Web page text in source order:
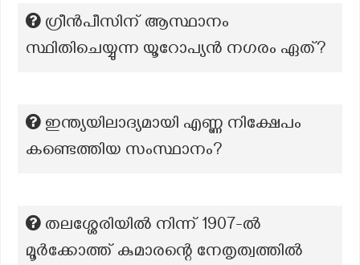
ഗ്രീൻപീസിന് ആസ്ഥാനം
സ്ഥിതിചെയ്യുന്ന യൂറോപ്യൻ നഗരം ഏത്?
ഇന്ത്യയിലാദ്യമായി എണ്ണ നിക്ഷേപം
കണ്ടെത്തിയ സംസ്ഥാനം?
തലശ്ശേരിയിൽ നിന്ന് 1907-ൽ
മൂർക്കോത്ത് കുമാരന്റെ നേതൃത്വത്തിൽ